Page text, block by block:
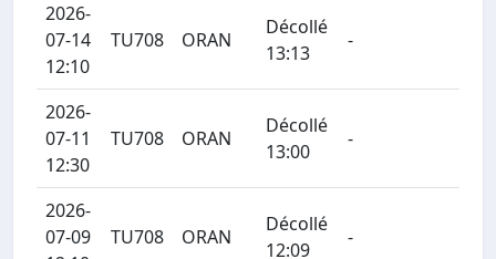
2026-
07-14
12:10
TU708 ORAN
Décollé
13:13
-
2026-
07-11
12:30
TU708 ORAN
Décollé
13:00
-
2026-
07-09
TU708 ORAN
Décollé
12:09
-